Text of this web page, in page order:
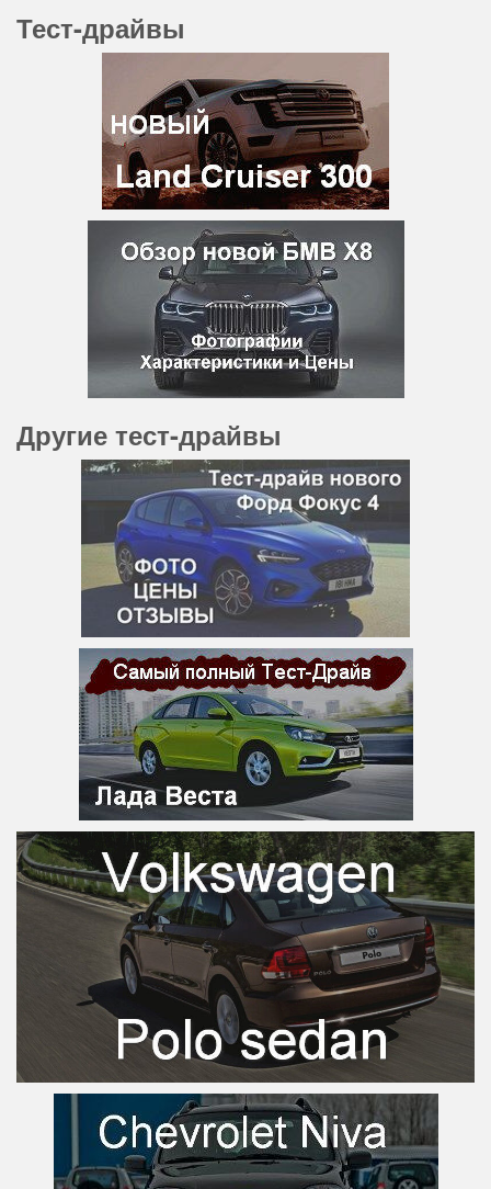
Тест-драйвы
Другие тест-драйвы